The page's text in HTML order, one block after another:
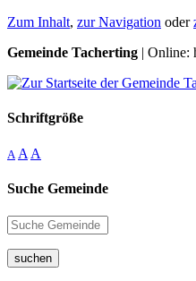
Zum Inhalt, zur Navigation oder
Gemeinde Tacherting | Online:
Schriftgröße
A A A
Suche Gemeinde
suchen